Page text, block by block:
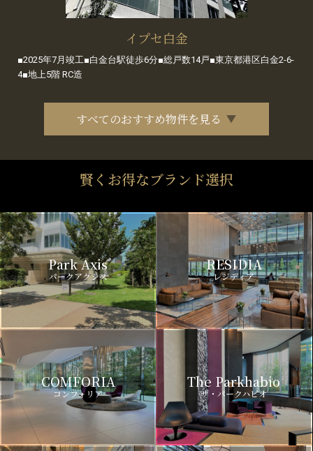
イプセ白金
■2025年7月竣工■白金台駅徒歩6分■総戸数14戸■東京都港区白金2-6-
4■地上5階 RC造
すべてのおすすめ物件を見る
賢くお得なブランド選択
Park Axis
パークアクシス
RESIDIA
レジディア
COMFORIA
コンフォリア
The Parkhabio
ザ・パークハビオ